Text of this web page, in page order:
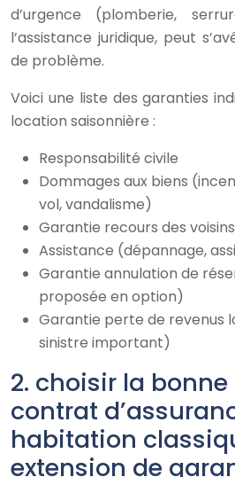
d’urgence (plomberie,
l’assistance juridique, peut
de problème.
Voici une liste des garanties
location saisonnière :
Responsabilité civile
Dommages aux biens
vol, vandalisme)
Garantie recours des
Assistance (dépannage,
Garantie annulation de
proposée en option)
Garantie perte de revenus
sinistre important)
2. choisir la
contrat
habitation
extension de